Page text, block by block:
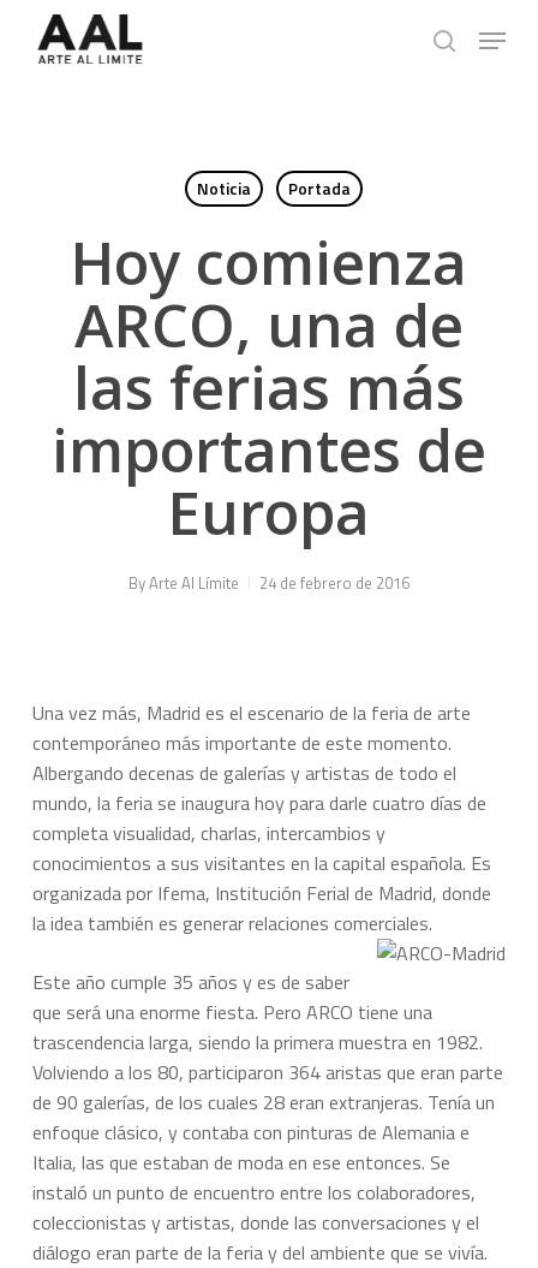
search
Menu
Noticia Portada
Hoy comienza
ARCO, una de
las ferias más
importantes de
Europa
ByArte Al Límite 24 de febrero de 2016
Una vez más, Madrid es el escenario de la feria de arte
contemporáneo más importante de este momento.
Albergando decenas de galerías y artistas de todo el
mundo, la feria se inaugura hoy para darle cuatro días de
completa visualidad, charlas, intercambios y
conocimientos a sus visitantes en la capital española. Es
organizada por Ifema, Institución Ferial de Madrid, donde
la idea también es generar relaciones comerciales.
Este año cumple 35 años y es de saber
que será una enorme fiesta. Pero ARCO tiene una
trascendencia larga, siendo la primera muestra en 1982.
Volviendo a los 80, participaron 364 aristas que eran parte
de 90 galerías, de los cuales 28 eran extranjeras. Tenía un
enfoque clásico, y contaba con pinturas de Alemania e
Italia, las que estaban de moda en ese entonces. Se
instaló un punto de encuentro entre los colaboradores,
coleccionistas y artistas, donde las conversaciones y el
diálogo eran parte de la feria y del ambiente que se vivía.